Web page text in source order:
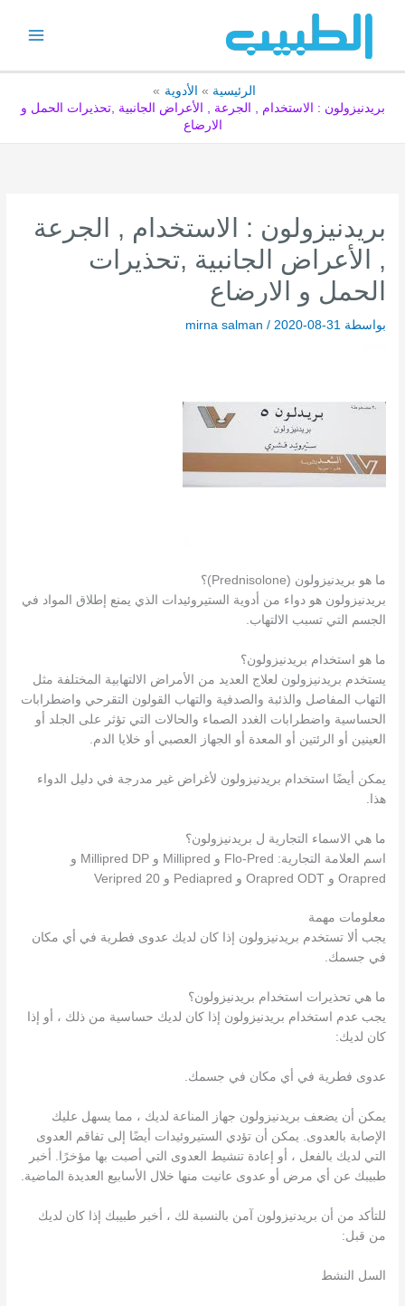
الرئيسية
الأدوية
بريدنيزولون : الاستخدام , الجرعة , الأعراض الجانبية ,تحذيرات الحمل و
الارضاع
بريدنيزولون : الاستخدام , الجرعة
, الأعراض الجانبية ,تحذيرات
الحمل و الارضاع
بواسطة mirna salman / 2020-08-31
ما هو بريدنيزولون (Prednisolone)؟
بريدنيزولون هو دواء من أدوية الستيروئيدات الذي يمنع إطلاق المواد في
الجسم التي تسبب الالتهاب.
ما هو استخدام بريدنيزولون؟
يستخدم بريدنيزولون لعلاج العديد من الأمراض الالتهابية المختلفة مثل
التهاب المفاصل والذئبة والصدفية والتهاب القولون التقرحي واضطرابات
الحساسية واضطرابات الغدد الصماء والحالات التي تؤثر على الجلد أو
العينين أو الرئتين أو المعدة أو الجهاز العصبي أو خلايا الدم.
يمكن أيضًا استخدام بريدنيزولون لأغراض غير مدرجة في دليل الدواء
هذا.
ما هي الاسماء التجارية ل بريدنيزولون؟
اسم العلامة التجارية: Flo-Pred و Millipred و Millipred DP و
Orapred و Orapred ODT و Pediapred و Veripred 20
معلومات مهمة
يجب ألا تستخدم بريدنيزولون إذا كان لديك عدوى فطرية في أي مكان
في جسمك.
ما هي تحذيرات استخدام بريدنيزولون؟
يجب عدم استخدام بريدنيزولون إذا كان لديك حساسية من ذلك ، أو إذا
كان لديك:
عدوى فطرية في أي مكان في جسمك.
يمكن أن يضعف بريدنيزولون جهاز المناعة لديك ، مما يسهل عليك
الإصابة بالعدوى. يمكن أن تؤدي الستيروئيدات أيضًا إلى تفاقم العدوى
التي لديك بالفعل ، أو إعادة تنشيط العدوى التي أصبت بها مؤخرًا. أخبر
طبيبك عن أي مرض أو عدوى عانيت منها خلال الأسابيع العديدة الماضية.
للتأكد من أن بريدنيزولون آمن بالنسبة لك ، أخبر طبيبك إذا كان لديك
من قبل:
السل النشط